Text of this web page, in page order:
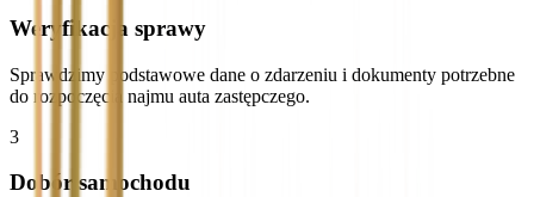
Weryfikacja sprawy
Sprawdzimy podstawowe dane o zdarzeniu i dokumenty potrzebne
do rozpoczęcia najmu auta zastępczego.
3
Dobór samochodu